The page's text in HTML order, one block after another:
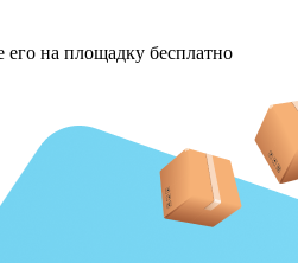
его на площадку бесплатно